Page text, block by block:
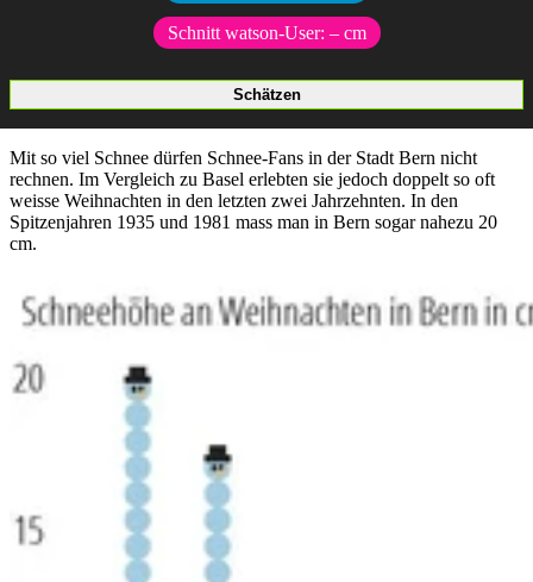
Schnitt watson-User: –cm
Mit so viel Schnee dürfen Schnee-Fans in der Stadt Bern nicht
rechnen. Im Vergleich zu Basel erlebten sie jedoch doppelt so oft
weisse Weihnachten in den letzten zwei Jahrzehnten. In den
Spitzenjahren 1935 und 1981 mass man in Bern sogar nahezu 20
cm.